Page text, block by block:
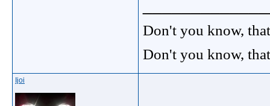
Don't you know,
Don't you know,
Ijoi